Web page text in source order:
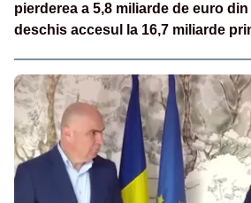
pierderea a 5,8 miliarde de euro
deschis accesul la 16,7 miliarde